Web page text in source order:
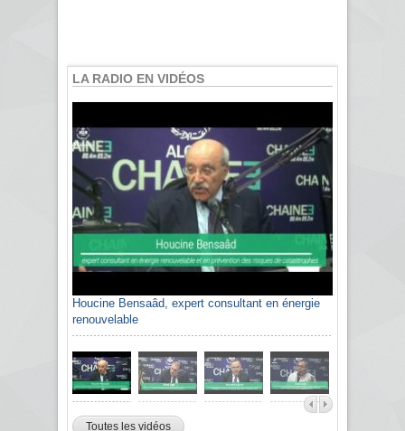
LA RADIO EN VIDÉOS
Houcine Bensaâd, expert consultant en énergie
renouvelable
Toutes les vidéos